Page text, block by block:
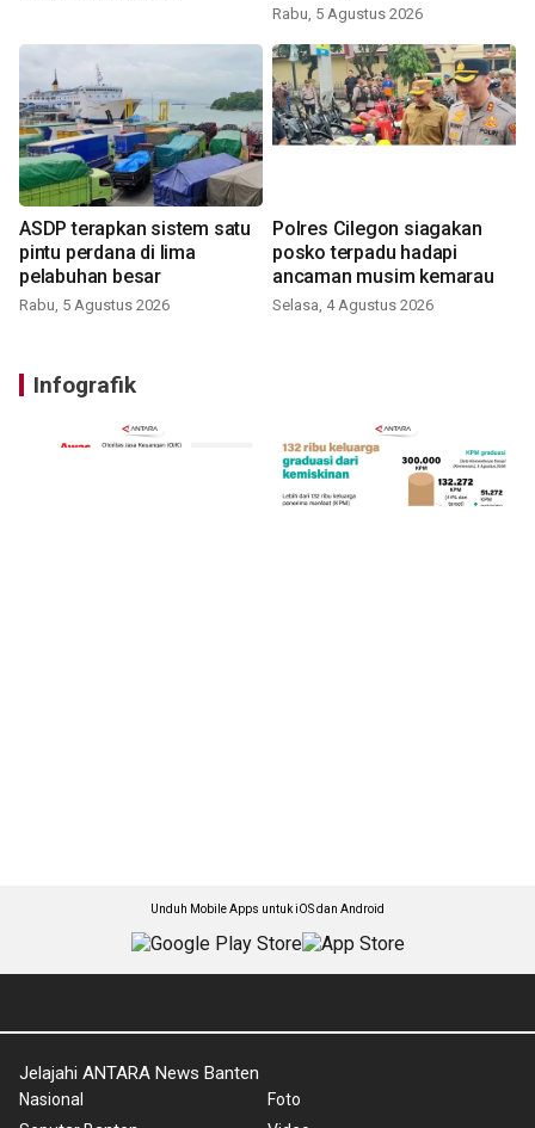
Rabu, 5 Agustus 2026
ASDP terapkan sistem satu
pintu perdana di lima
pelabuhan besar
Rabu, 5 Agustus 2026
Polres Cilegon siagakan
posko terpadu hadapi
ancaman musim kemarau
Selasa, 4 Agustus 2026
Infografik
Unduh Mobile Apps untuk iOS dan Android
Jelajahi ANTARA News Banten
Nasional
Foto